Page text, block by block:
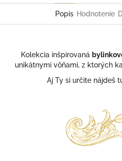
Popis Hodnotenie
Kolekcia inšpirovaná
unikátnymi vôňami, z ktorých
Aj Ty si určite nájdeš